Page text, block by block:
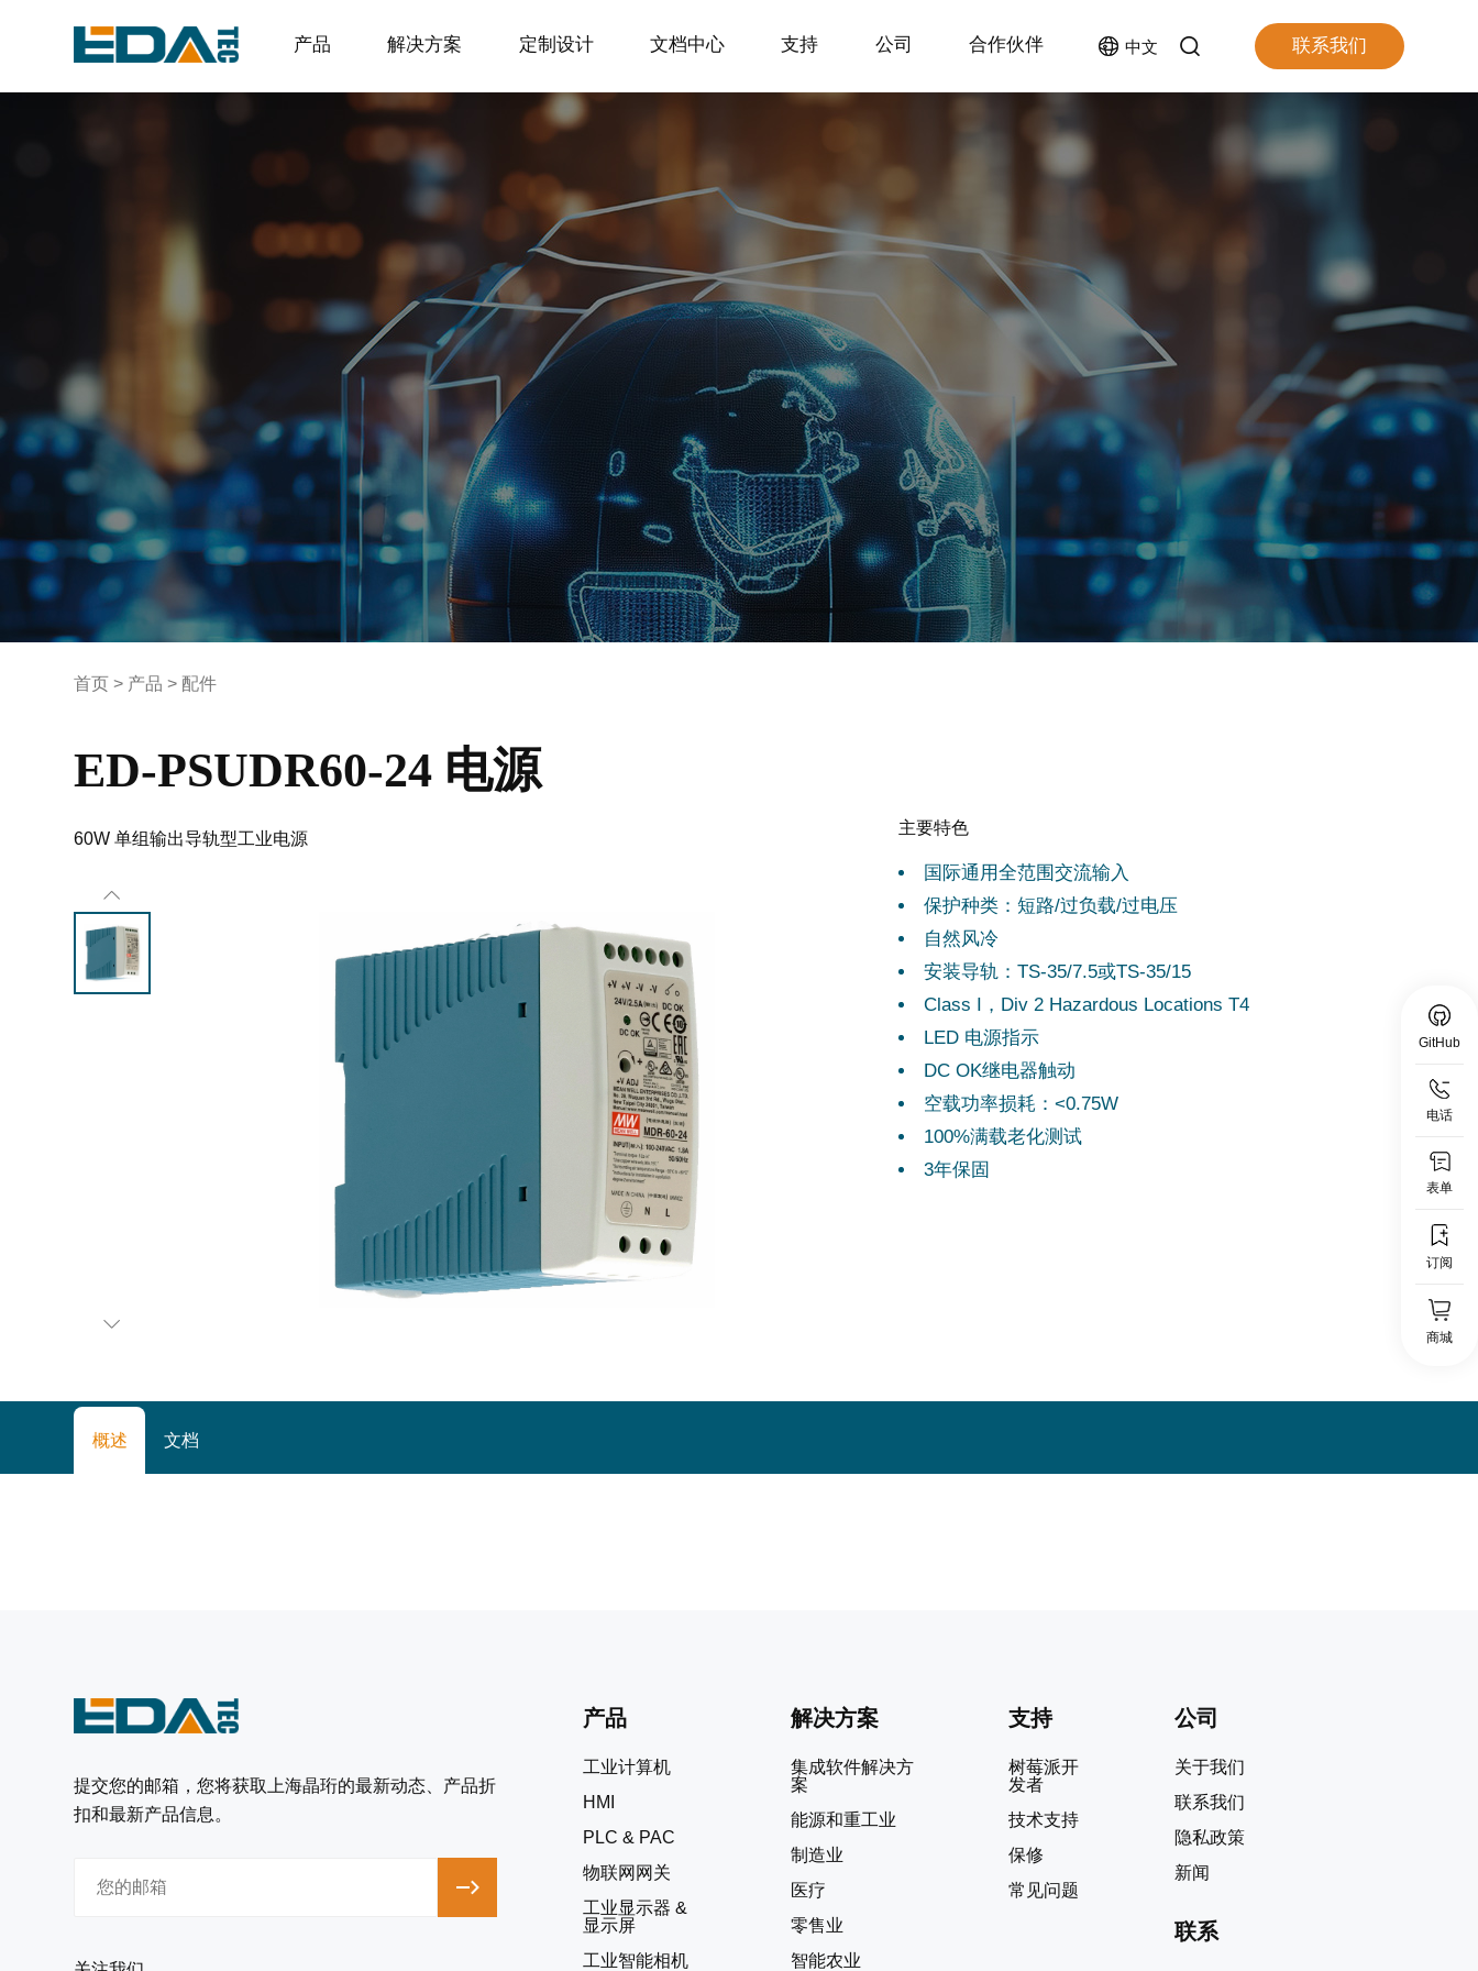
产品 解决方案 定制设计 文档中心 支持 公司 合作伙伴 中文 联系我们
首页 > 产品 > 配件
ED-PSUDR60-24 电源
60W 单组输出导轨型工业电源
主要特色
国际通用全范围交流输入
保护种类：短路/过负载/过电压
自然风冷
安装导轨：TS-35/7.5或TS-35/15
Class I，Div 2 Hazardous Locations T4
LED 电源指示
DC OK继电器触动
空载功率损耗：<0.75W
100%满载老化测试
3年保固
概述 文档
GitHub
电话
表单
订阅
商城
提交您的邮箱，您将获取上海晶珩的最新动态、产品折
扣和最新产品信息。
产品
工业计算机
HMI
PLC & PAC
物联网网关
工业显示器 &
显示屏
工业智能相机
解决方案
集成软件解决方
案
能源和重工业
制造业
医疗
零售业
智能农业
支持
树莓派开
发者
技术支持
保修
常见问题
公司
关于我们
联系我们
隐私政策
新闻
联系